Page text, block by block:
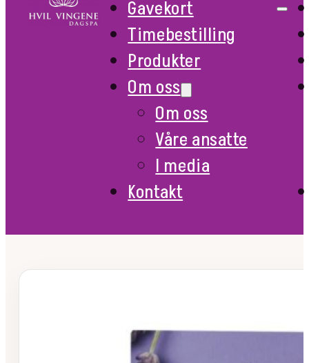
Gavekort
Timebestilling
Produkter
Om oss
Om oss
Våre ansatte
I media
Kontakt